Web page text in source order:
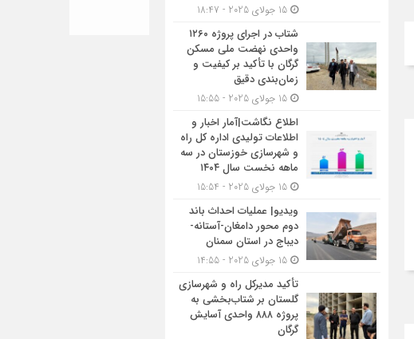
شتاب در اجرای پروژه ۱۲۶۰
واحدی نهضت ملی مسکن
گرگان با تأکید بر کیفیت و
زمان‌بندی دقیق
اطلاع نگاشت|آمار اخبار و
اطلاعات تولیدی اداره کل راه
و شهرسازی خوزستان در سه
ماهه نخست سال ۱۴۰۴
ویدیو| عملیات احداث باند
دوم محور دامغان-آستانه-
دیباج در استان سمنان
تأکید مدیرکل راه و شهرسازی
گلستان بر شتاب‌بخشی به
پروژه ۸۸۸ واحدی آسایش
گرگان